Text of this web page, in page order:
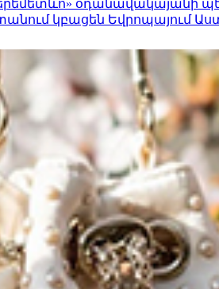
կբացեն Եվրոպայում